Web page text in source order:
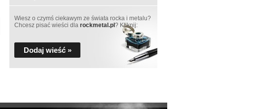
Wiesz o czymś ciekawym ze świata rocka i metalu?
Chcesz pisać wieści dla rockmetal.pl ? Kliknij:
Dodaj wieść »